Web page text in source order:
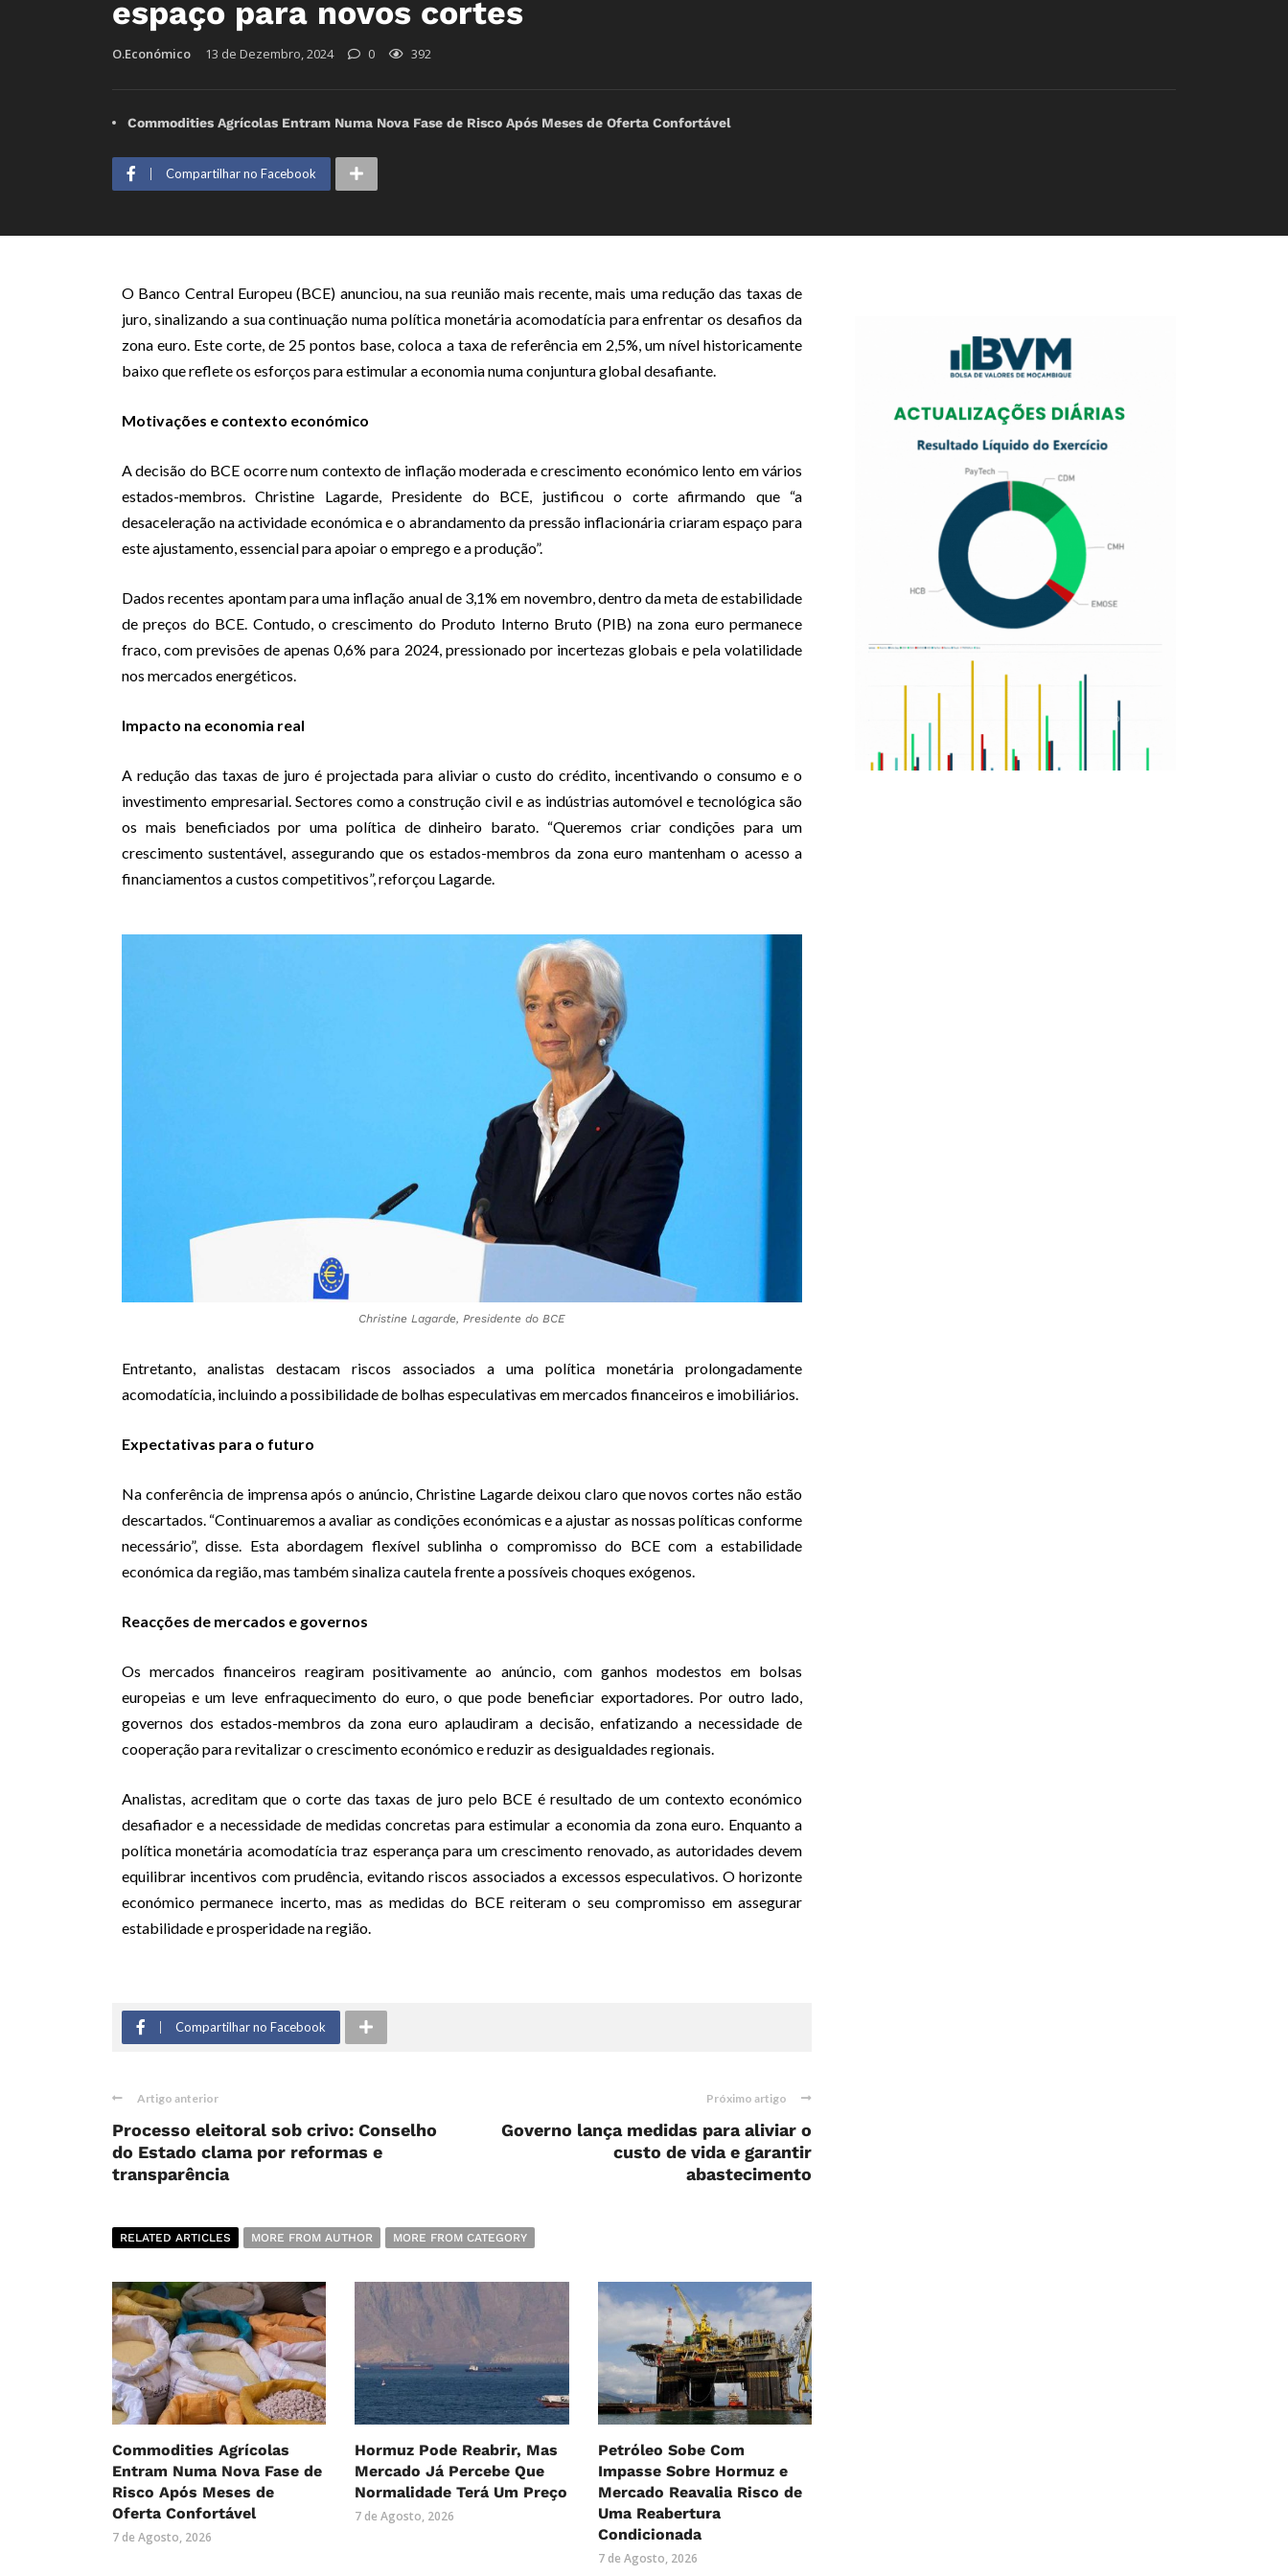
espaço para novos cortes
O.Económico 13 de Dezembro, 2024 0 392
Commodities Agrícolas Entram Numa Nova Fase de Risco Após Meses de Oferta Confortável
Compartilhar no Facebook
O Banco Central Europeu (BCE) anunciou, na sua reunião mais recente, mais uma redução das taxas de
juro, sinalizando a sua continuação numa política monetária acomodatícia para enfrentar os desafios da
zona euro. Este corte, de 25 pontos base, coloca a taxa de referência em 2,5%, um nível historicamente
baixo que reflete os esforços para estimular a economia numa conjuntura global desafiante.
Motivações e contexto económico
A decisão do BCE ocorre num contexto de inflação moderada e crescimento económico lento em vários
estados-membros. Christine Lagarde, Presidente do BCE, justificou o corte afirmando que “a
desaceleração na actividade económica e o abrandamento da pressão inflacionária criaram espaço para
este ajustamento, essencial para apoiar o emprego e a produção”.
Dados recentes apontam para uma inflação anual de 3,1% em novembro, dentro da meta de estabilidade
de preços do BCE. Contudo, o crescimento do Produto Interno Bruto (PIB) na zona euro permanece
fraco, com previsões de apenas 0,6% para 2024, pressionado por incertezas globais e pela volatilidade
nos mercados energéticos.
Impacto na economia real
A redução das taxas de juro é projectada para aliviar o custo do crédito, incentivando o consumo e o
investimento empresarial. Sectores como a construção civil e as indústrias automóvel e tecnológica são
os mais beneficiados por uma política de dinheiro barato. “Queremos criar condições para um
crescimento sustentável, assegurando que os estados-membros da zona euro mantenham o acesso a
financiamentos a custos competitivos”, reforçou Lagarde.
Christine Lagarde, Presidente do BCE
Entretanto, analistas destacam riscos associados a uma política monetária prolongadamente
acomodatícia, incluindo a possibilidade de bolhas especulativas em mercados financeiros e imobiliários.
Expectativas para o futuro
Na conferência de imprensa após o anúncio, Christine Lagarde deixou claro que novos cortes não estão
descartados. “Continuaremos a avaliar as condições económicas e a ajustar as nossas políticas conforme
necessário”, disse. Esta abordagem flexível sublinha o compromisso do BCE com a estabilidade
económica da região, mas também sinaliza cautela frente a possíveis choques exógenos.
Reacções de mercados e governos
Os mercados financeiros reagiram positivamente ao anúncio, com ganhos modestos em bolsas
europeias e um leve enfraquecimento do euro, o que pode beneficiar exportadores. Por outro lado,
governos dos estados-membros da zona euro aplaudiram a decisão, enfatizando a necessidade de
cooperação para revitalizar o crescimento económico e reduzir as desigualdades regionais.
Analistas, acreditam que o corte das taxas de juro pelo BCE é resultado de um contexto económico
desafiador e a necessidade de medidas concretas para estimular a economia da zona euro. Enquanto a
política monetária acomodatícia traz esperança para um crescimento renovado, as autoridades devem
equilibrar incentivos com prudência, evitando riscos associados a excessos especulativos. O horizonte
económico permanece incerto, mas as medidas do BCE reiteram o seu compromisso em assegurar
estabilidade e prosperidade na região.
Compartilhar no Facebook
Artigo anterior
Processo eleitoral sob crivo: Conselho
do Estado clama por reformas e
transparência
Próximo artigo
Governo lança medidas para aliviar o
custo de vida e garantir
abastecimento
RELATED ARTICLES MORE FROM AUTHOR MORE FROM CATEGORY
Commodities Agrícolas
Entram Numa Nova Fase de
Risco Após Meses de
Oferta Confortável
7 de Agosto, 2026
Hormuz Pode Reabrir, Mas
Mercado Já Percebe Que
Normalidade Terá Um Preço
7 de Agosto, 2026
Petróleo Sobe Com
Impasse Sobre Hormuz e
Mercado Reavalia Risco de
Uma Reabertura
Condicionada
7 de Agosto, 2026